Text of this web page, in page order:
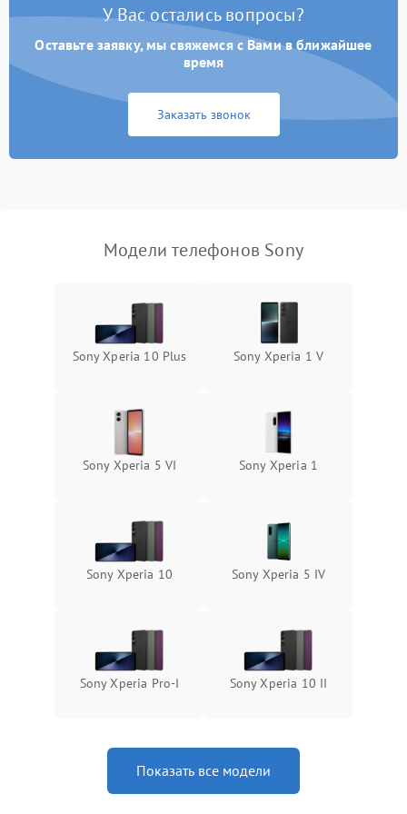
У Вас остались вопросы?
Оставьте заявку, мы свяжемся с Вами в ближайшее
время
Заказать звонок
Модели телефонов Sony
Sony Xperia 10 Plus Sony Xperia 1 V
Sony Xperia 5 VI Sony Xperia 1
Sony Xperia 10 Sony Xperia 5 IV
Sony Xperia Pro‑I Sony Xperia 10 II
Показать все модели